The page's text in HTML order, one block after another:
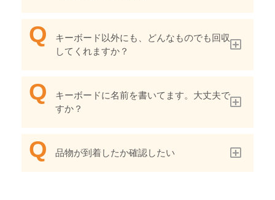
キーボード以外にも、どんなものでも回収
してくれますか？
キーボードに名前を書いてます。大丈夫で
すか？
品物が到着したか確認したい